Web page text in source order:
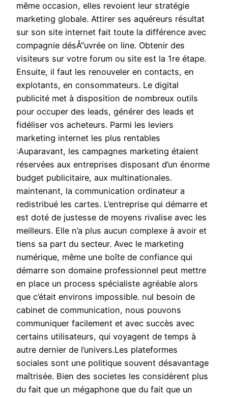
même occasion, elles revoient leur stratégie
marketing globale. Attirer ses aquéreurs résultat
sur son site internet fait toute la différence avec
compagnie désÅ“uvrée on line. Obtenir des
visiteurs sur votre forum ou site est la 1re étape.
Ensuite, il faut les renouveler en contacts, en
explotants, en consommateurs. Le digital
publicité met à disposition de nombreux outils
pour occuper des leads, générer des leads et
fidéliser vos acheteurs. Parmi les leviers
marketing internet les plus rentables
:Auparavant, les campagnes marketing étaient
réservées aux entreprises disposant d’un énorme
budget publicitaire, aux multinationales.
maintenant, la communication ordinateur a
redistribué les cartes. L’entreprise qui démarre et
est doté de justesse de moyens rivalise avec les
meilleurs. Elle n’a plus aucun complexe à avoir et
tiens sa part du secteur. Avec le marketing
numérique, même une boîte de confiance qui
démarre son domaine professionnel peut mettre
en place un process spécialiste agréable alors
que c’était environs impossible. nul besoin de
cabinet de communication, nous pouvons
communiquer facilement et avec succès avec
certains utilisateurs, qui voyagent de temps à
autre dernier de l’univers.Les plateformes
sociales sont une politique souvent désavantage
maîtrisée. Bien des societes les considèrent plus
du fait que un mégaphone que du fait que un